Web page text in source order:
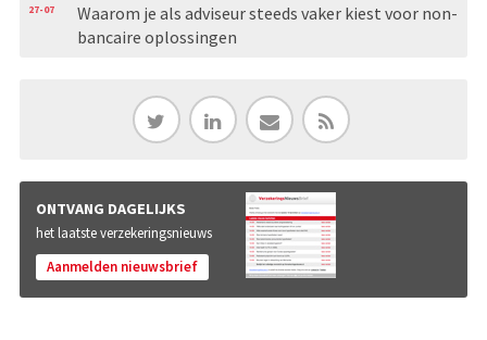
27-07
Waarom je als adviseur steeds vaker kiest voor non-
bancaire oplossingen
ONTVANG DAGELIJKS
het laatste verzekeringsnieuws
Aanmelden nieuwsbrief